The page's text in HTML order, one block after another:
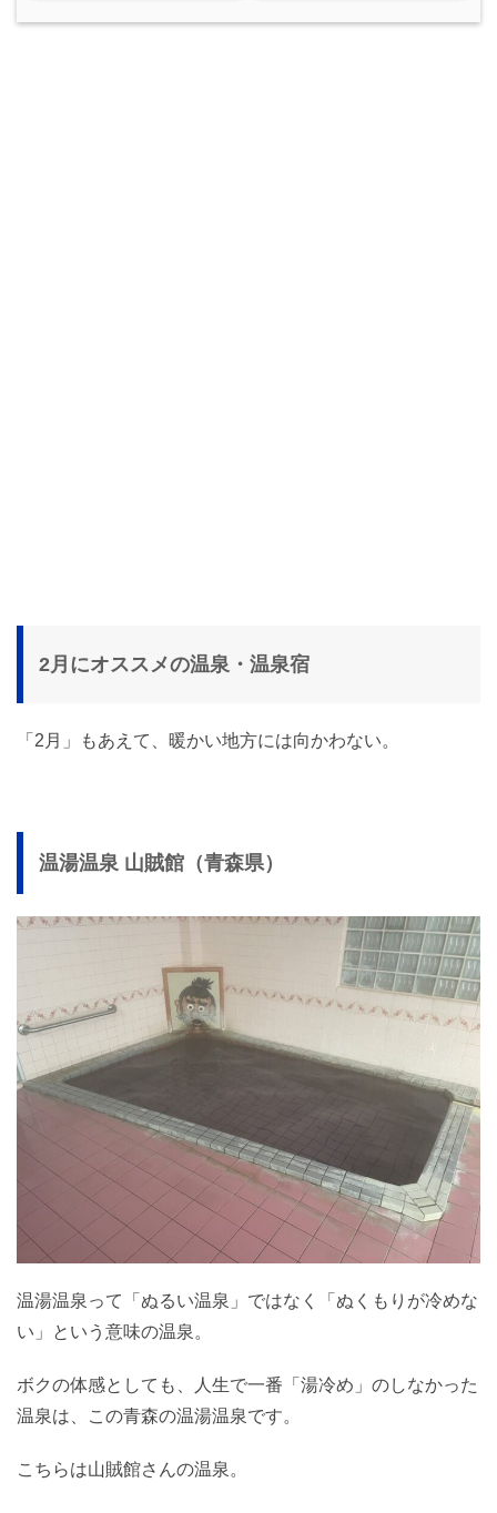
2月にオススメの温泉・温泉宿
「2月」もあえて、暖かい地方には向かわない。
温湯温泉 山賊館（青森県）
温湯温泉って「ぬるい温泉」ではなく「ぬくもりが冷めな
い」という意味の温泉。
ボクの体感としても、人生で一番「湯冷め」のしなかった
温泉は、この青森の温湯温泉です。
こちらは山賊館さんの温泉。